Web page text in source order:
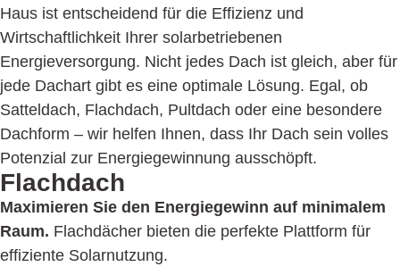
Haus ist entscheidend für die Effizienz und
Wirtschaftlichkeit Ihrer solarbetriebenen
Energieversorgung. Nicht jedes Dach ist gleich, aber für
jede Dachart gibt es eine optimale Lösung. Egal, ob
Satteldach, Flachdach, Pultdach oder eine besondere
Dachform – wir helfen Ihnen, dass Ihr Dach sein volles
Potenzial zur Energiegewinnung aus­schöpft.
Flachdach
Maximieren Sie den Energiegewinn auf minimalem
Raum. Flachdächer bieten die perfekte Plattform für
effiziente Solar­nutzung.